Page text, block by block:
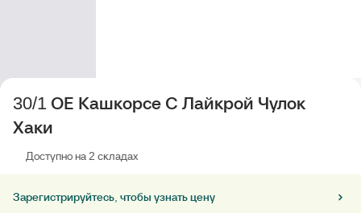
30/1 ОЕ Кашкорсе С Лайкрой Чулок
Хаки
Доступно на 2 cкладах
Зарегистрируйтесь, чтобы узнать цену